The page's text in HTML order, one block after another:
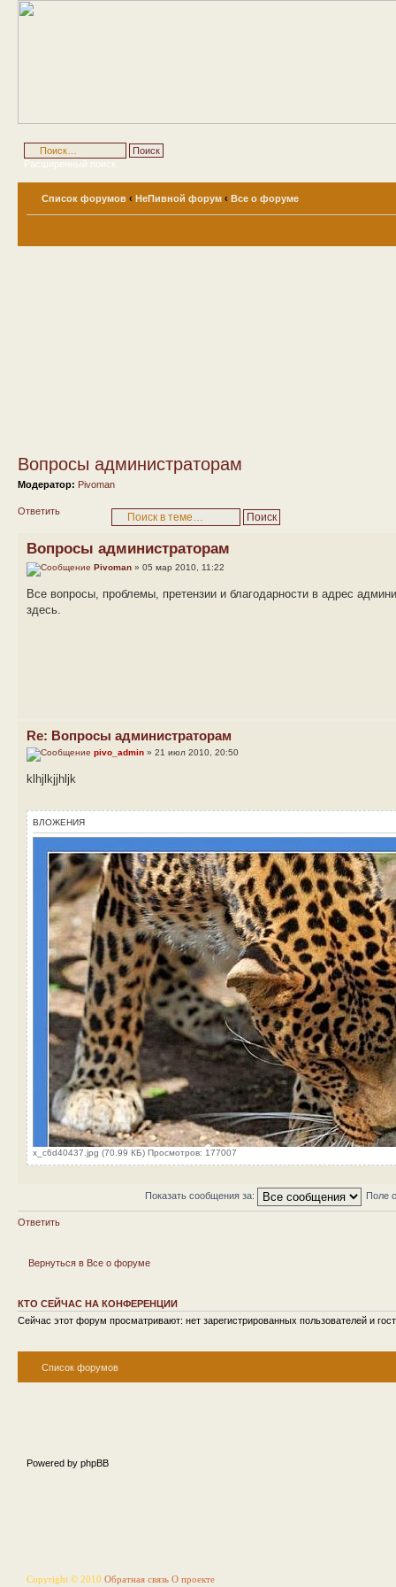
Расширенный поиск
Список форумов ‹ НеПивной форум ‹ Все о форуме
Вопросы администраторам
Модератор: Pivoman
Ответить
Вопросы администраторам
Pivoman » 05 мар 2010, 11:22
Все вопросы, проблемы, претензии и благодарности в адрес
здесь.
Re: Вопросы администраторам
pivo_admin » 21 июл 2010, 20:50
klhjlkjjhljk
ВЛОЖЕНИЯ
x_c6d40437.jpg (70.99 КБ) Просмотров: 177007
Показать сообщения за: Поле
Ответить
Вернуться в Все о форуме
КТО СЕЙЧАС НА КОНФЕРЕНЦИИ
Сейчас этот форум просматривают: нет зарегистрированных пользователей и
Список форумов
Powered by phpBB
Copyright © 2010 Обратная связь О проекте